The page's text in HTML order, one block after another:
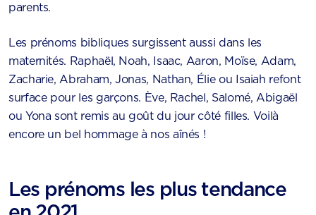
parents.
Les prénoms bibliques surgissent aussi dans les
maternités. Raphaël, Noah, Isaac, Aaron, Moïse, Adam,
Zacharie, Abraham, Jonas, Nathan, Élie ou Isaiah refont
surface pour les garçons. Ève, Rachel, Salomé, Abigaël
ou Yona sont remis au goût du jour côté filles. Voilà
encore un bel hommage à nos aînés !
Les prénoms les plus tendance